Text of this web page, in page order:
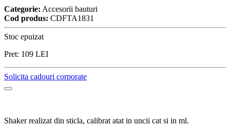
Categorie: Accesorii bauturi
Cod produs: CDFTA1831
Stoc epuizat
Pret: 109 LEI
Solicita cadouri corporate
Shaker realizat din sticla, calibrat atat in uncii cat si in ml.